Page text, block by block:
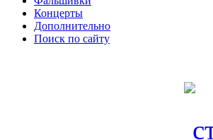
Концерты
Дополнительно
Поиск по сайту